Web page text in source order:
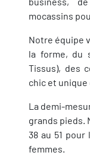
mocassins
Notre équipe
la forme, du
Tissus), des
chic et unique
La demi-
grands pieds.
38 au 51
femmes.